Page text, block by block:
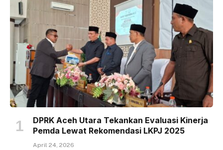
DPRK Aceh Utara Tekankan Evaluasi Kinerja
Pemda Lewat Rekomendasi LKPJ 2025
April 24, 2026